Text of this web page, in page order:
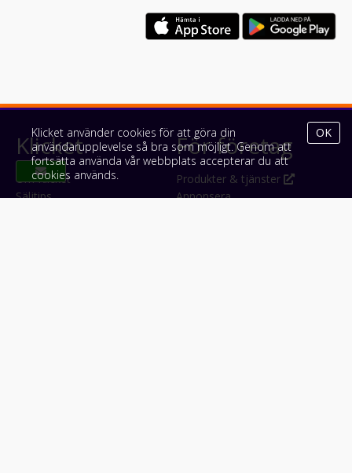
Klicket
Om Klicket
Säljtips
För företag
Produkter & tjänster
Annonsera
Klicket använder cookies för att göra din
användarupplevelse så bra som möjligt. Genom att
fortsätta använda vår webbplats accepterar du att
cookies används.
OK